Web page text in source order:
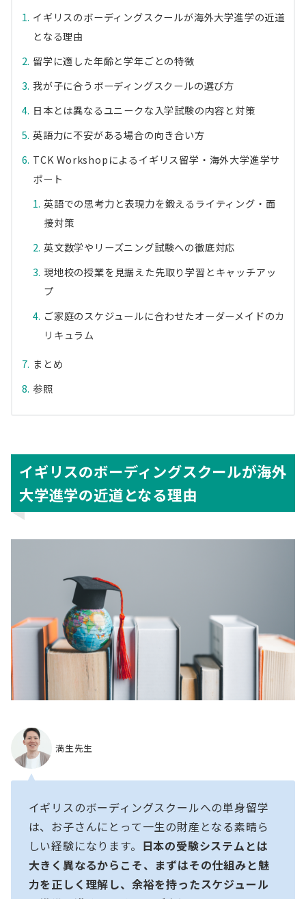
イギリスのボーディングスクールが海外大学進学の近道
となる理由
留学に適した年齢と学年ごとの特徴
我が子に合うボーディングスクールの選び方
日本とは異なるユニークな入学試験の内容と対策
英語力に不安がある場合の向き合い方
TCK Workshopによるイギリス留学・海外大学進学サ
ポート
英語での思考力と表現力を鍛えるライティング・面
接対策
英文数学やリーズニング試験への徹底対応
現地校の授業を見据えた先取り学習とキャッチアッ
プ
ご家庭のスケジュールに合わせたオーダーメイドのカ
リキュラム
まとめ
参照
イギリスのボーディングスクールが海外
大学進学の近道となる理由
満生先生
イギリスのボーディングスクールへの単身留学
は、お子さんにとって一生の財産となる素晴ら
しい経験になります。 日本の受験システムとは
大きく異なるからこそ、まずはその仕組みと魅
力を正しく理解し、余裕を持ったスケジュール